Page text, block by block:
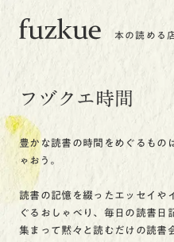
本の読める
フヅクエ時間
豊かな読書の時間をめぐるもの
ゃおう。
読書の記憶を綴ったエッセイや
ぐるおしゃべり、毎日の読書日
集まって黙々と読むだけの読書